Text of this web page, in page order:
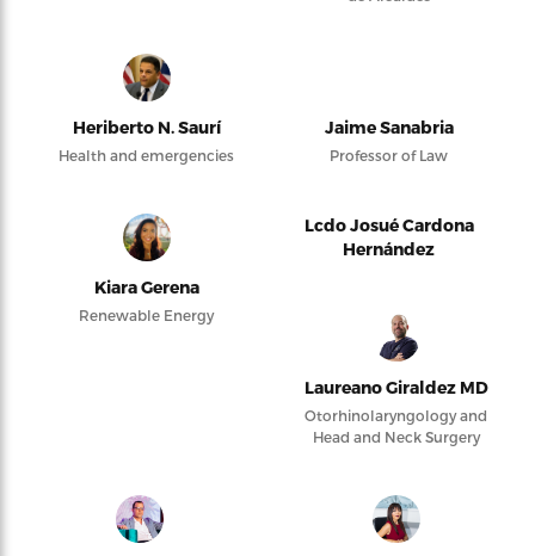
Heriberto N. Saurí
Health and emergencies
Jaime Sanabria
Professor of Law
Kiara Gerena
Renewable Energy
Lcdo Josué Cardona
Hernández
Laureano Giraldez MD
Otorhinolaryngology and
Head and Neck Surgery